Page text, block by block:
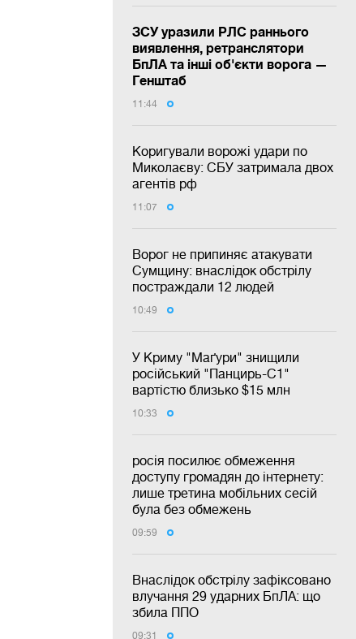
ЗСУ уразили РЛС раннього
виявлення, ретранслятори
БпЛА та інші об'єкти ворога —
Генштаб
11:44
Коригували ворожі удари по
Миколаєву: СБУ затримала двох
агентів рф
11:07
Ворог не припиняє атакувати
Сумщину: внаслідок обстрілу
постраждали 12 людей
10:49
У Криму "Маґури" знищили
російський "Панцирь-С1"
вартістю близько $15 млн
10:33
росія посилює обмеження
доступу громадян до інтернету:
лише третина мобільних сесій
була без обмежень
09:59
Внаслідок обстрілу зафіксовано
влучання 29 ударних БпЛА: що
збила ППО
09:31